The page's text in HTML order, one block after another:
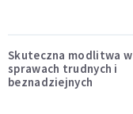
Skuteczna modlitwa w
sprawach trudnych i
beznadziejnych